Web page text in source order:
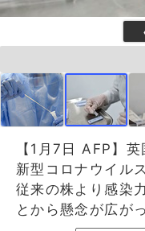
【1月7日 AFP】
新型コロナウイル
従来の株より感染
とから懸念が広が